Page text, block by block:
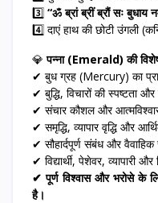
3️⃣ “ॐ ब्रां ब्रीं ब्रौं सः बुधाय
4️⃣ दाएं हाथ की छोटी उंगली
💎पन्ना (Emerald) की
✔ बुध ग्रह (Mercury) का
✔ बुद्धि, विचारों की स्पष्टता
✔ संचार कौशल और
✔ समृद्धि, व्यापार वृद्धि और
✔ सौहार्दपूर्ण संबंध और
✔ विद्यार्थी, पेशेवर, व्यापारी
✔ पूर्ण विश्वास और भरोसे के
है।